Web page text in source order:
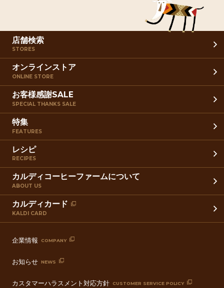
店舗検索
STORES
オンラインストア
ONLINE STORE
お客様感謝SALE
SPECIAL THANKS SALE
特集
FEATURES
レシピ
RECIPES
カルディコーヒーファームについて
ABOUT US
カルディカード
KALDI CARD
企業情報 COMPANY
お知らせ NEWS
カスタマーハラスメント対応方針 CUSTOMER SERVICE POLICY